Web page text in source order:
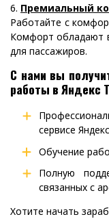
Премиальный
Работайте с
Комфорт обладают
для пассажиров.
С нами вы
работы в Яндекс
сервисе
Обучение
Полную
связанных с
Хотите начать